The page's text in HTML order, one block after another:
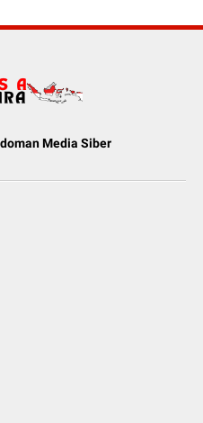
Media Siber